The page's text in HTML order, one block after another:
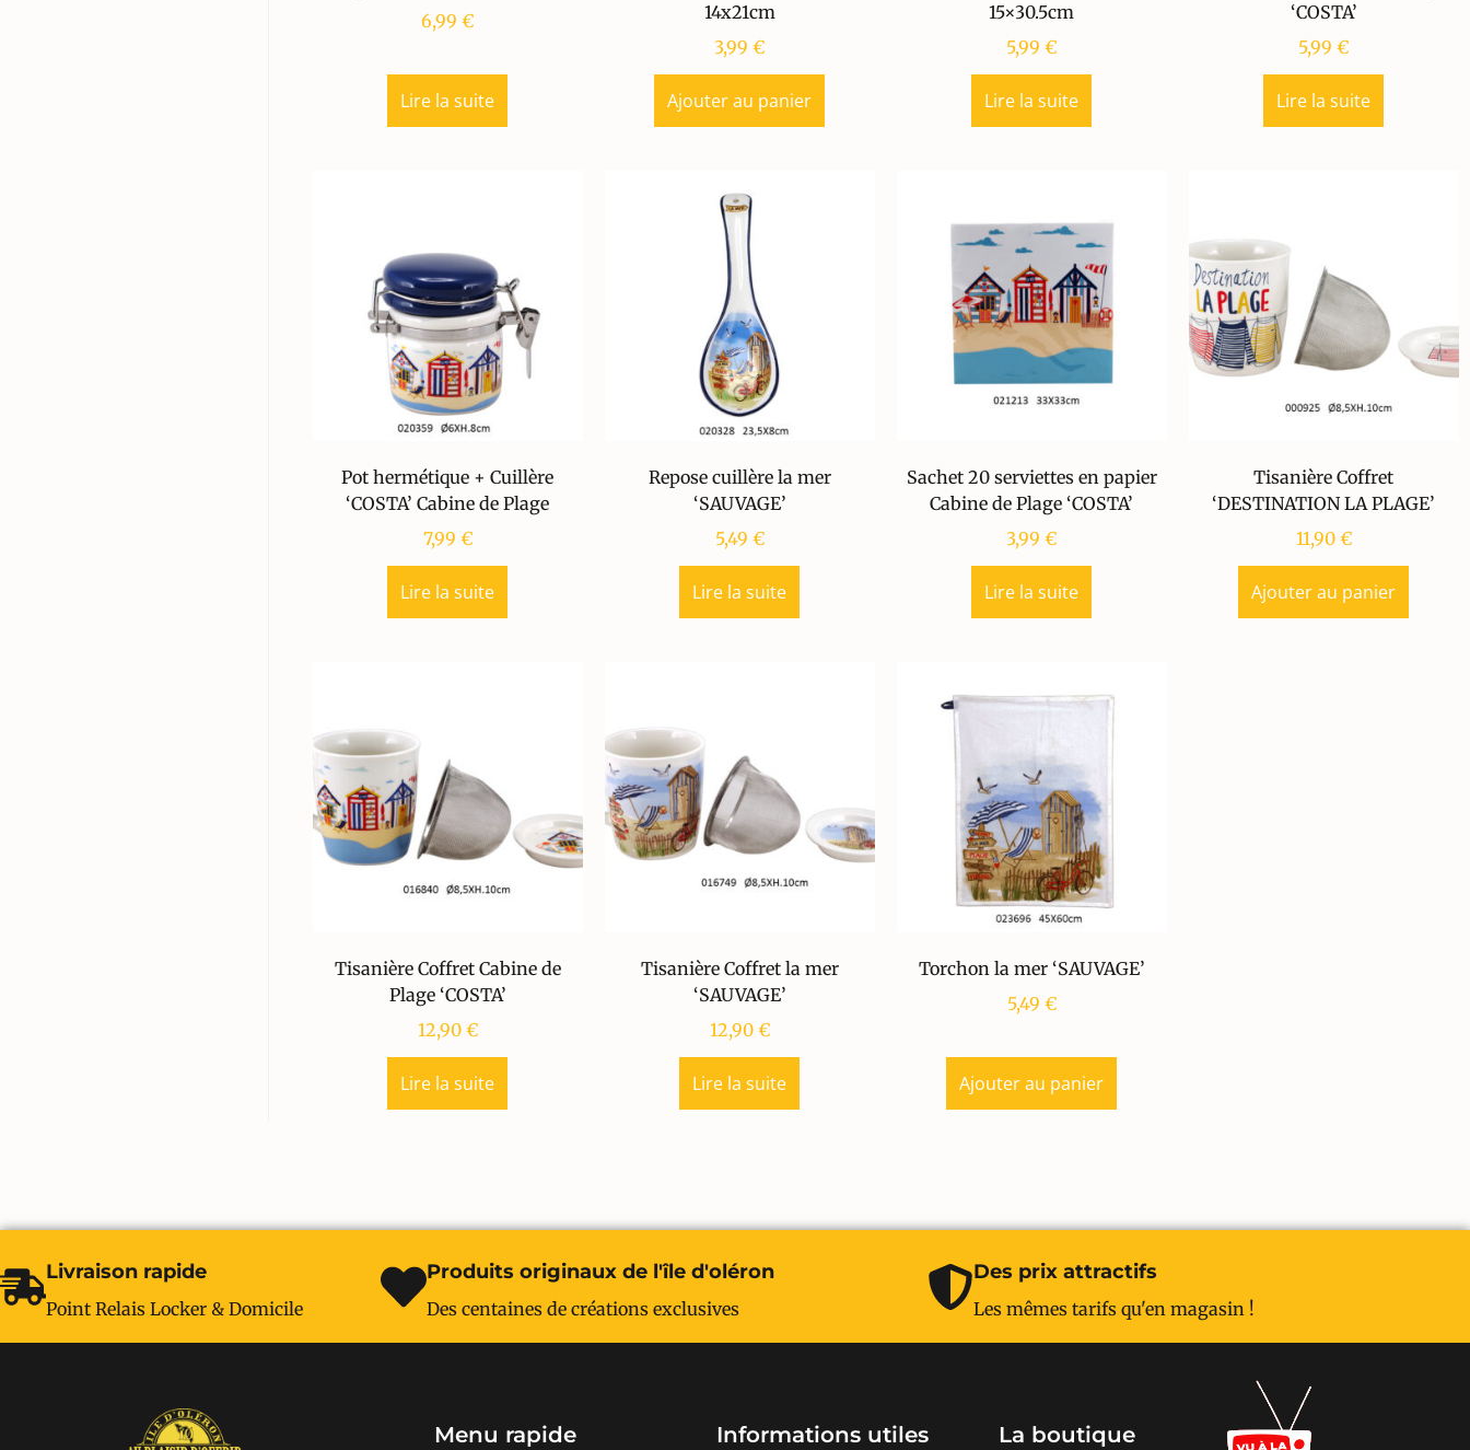
6,99€
Lire la suite
14x21cm
3,99€
Ajouter au panier
15×30.5cm
5,99€
Lire la suite
‘COSTA’
5,99€
Lire la suite
Pot hermétique + Cuillère
‘COSTA’ Cabine de Plage
7,99 €
Lire la suite
Repose cuillère la mer
‘SAUVAGE’
5,49 €
Lire la suite
Sachet 20 serviettes en papier
Cabine de Plage ‘COSTA’
3,99€
Lire la suite
Tisanière Coffret
‘DESTINATION LA PLAGE’
11,90 €
Ajouter au panier
Tisanière Coffret Cabine de
Plage ‘COSTA’
12,90 €
Lire la suite
Tisanière Coffret la mer
‘SAUVAGE’
12,90 €
Lire la suite
Torchon la mer ‘SAUVAGE’
5,49 €
Ajouter au panier
Livraison rapide
Point Relais Locker & Domicile
Produits originaux de l'île d'oléron
Des centaines de créations exclusives
Des prix attractifs
Les mêmes tarifs qu'en magasin !
Menu rapide Informations utiles La boutique